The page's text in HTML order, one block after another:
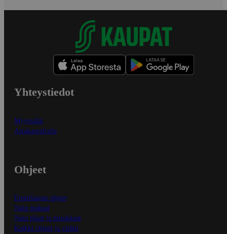
Yhteystiedot
Myymälät
Asiakaspalvelu
Ohjeet
Ensitilaajan ohjeet
Näin maksat
Näin tilaat ja muokkaat
Kaikki ohjeet ja vinkit